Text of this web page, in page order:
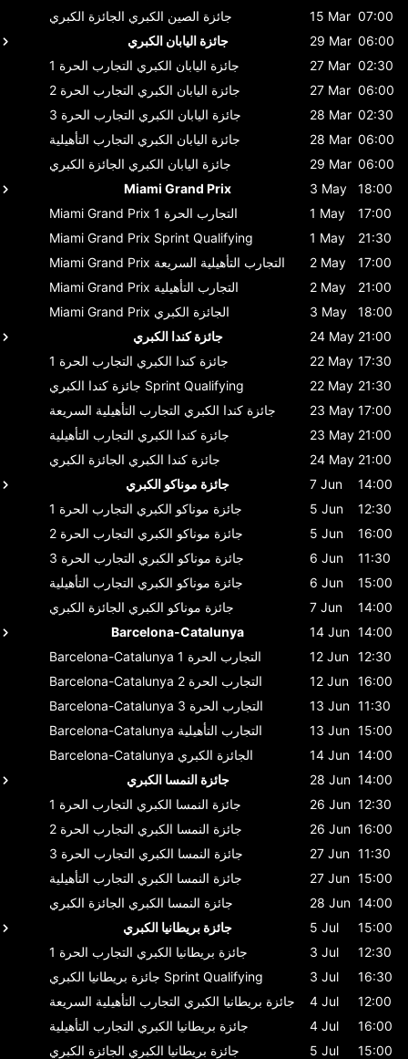
جائزة الصين الكبري الجائزة الكبري 15 Mar 07:00
جائزة اليابان الكبري
29 Mar 06:00
جائزة اليابان الكبري التجارب الحرة 1 27 Mar 02:30
جائزة اليابان الكبري التجارب الحرة 2 27 Mar 06:00
جائزة اليابان الكبري التجارب الحرة 3 28 Mar 02:30
جائزة اليابان الكبري التجارب التأهيلية 28 Mar 06:00
جائزة اليابان الكبري الجائزة الكبري 29 Mar 06:00
Miami Grand Prix
3 May
18:00
Miami Grand Prix
التجارب الحرة 1 1 May
17:00
Miami Grand Prix Sprint Qualifying 1 May
21:30
Miami Grand Prix التجارب التأهيلية السريعة 2 May
17:00
Miami Grand Prix التجارب التأهيلية 2 May
21:00
Miami Grand Prix الجائزة الكبري 3 May
18:00
جائزة كندا الكبري
24 May 21:00
جائزة كندا الكبري التجارب الحرة 1 22 May 17:30
جائزة كندا الكبري Sprint Qualifying 22 May 21:30
جائزة كندا الكبري التجارب التأهيلية السريعة 23 May 17:00
جائزة كندا الكبري التجارب التأهيلية 23 May 21:00
جائزة كندا الكبري الجائزة الكبري 24 May 21:00
جائزة موناكو الكبري
7 Jun
14:00
جائزة موناكو الكبري التجارب الحرة 1 5 Jun
12:30
جائزة موناكو الكبري التجارب الحرة 2 5 Jun
16:00
جائزة موناكو الكبري التجارب الحرة 3 6 Jun
11:30
جائزة موناكو الكبري التجارب التأهيلية 6 Jun
15:00
جائزة موناكو الكبري الجائزة الكبري 7 Jun
14:00
Barcelona-Catalunya
14 Jun 14:00
Barcelona-Catalunya
التجارب الحرة 1 12 Jun 12:30
Barcelona-Catalunya
التجارب الحرة 2 12 Jun 16:00
Barcelona-Catalunya
التجارب الحرة 3 13 Jun 11:30
Barcelona-Catalunya التجارب التأهيلية 13 Jun 15:00
Barcelona-Catalunya الجائزة الكبري 14 Jun 14:00
جائزة النمسا الكبري
28 Jun 14:00
جائزة النمسا الكبري التجارب الحرة 1 26 Jun 12:30
جائزة النمسا الكبري التجارب الحرة 2 26 Jun 16:00
جائزة النمسا الكبري التجارب الحرة 3 27 Jun 11:30
جائزة النمسا الكبري التجارب التأهيلية 27 Jun 15:00
جائزة النمسا الكبري الجائزة الكبري 28 Jun 14:00
جائزة بريطانيا الكبري
5 Jul
15:00
جائزة بريطانيا الكبري التجارب الحرة 1 3 Jul
12:30
جائزة بريطانيا الكبري Sprint Qualifying 3 Jul
16:30
جائزة بريطانيا الكبري التجارب التأهيلية السريعة 4 Jul
12:00
جائزة بريطانيا الكبري التجارب التأهيلية 4 Jul
16:00
جائزة بريطانيا الكبري الجائزة الكبري 5 Jul
15:00